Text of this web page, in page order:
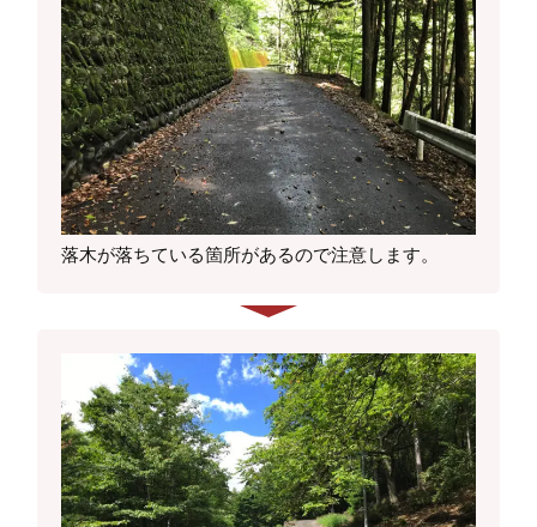
落木が落ちている箇所があるので注意します。